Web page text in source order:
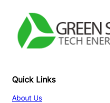
Quick Links
About Us